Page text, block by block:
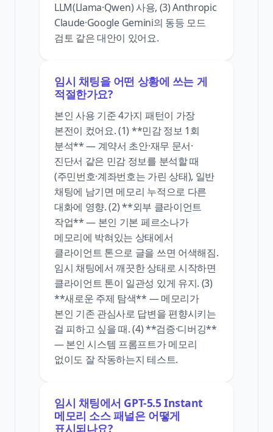
LLM(Llama·Qwen) 사용, (3) Anthropic
Claude·Google Gemini의 동등 모드
검토 같은 대안이 있어요.
임시 채팅을 어떤 상황에 쓰는 게
적절한가요?
본인 사용 기준 4가지 패턴이 가장
본전이 컸어요. (1) **민감 정보 1회
분석** — 계약서 초안·재무 문서·
진단서 같은 민감 정보를 분석할 때
(주민번호·계좌번호는 가린 상태), 일반
채팅에 남기면 메모리 누적으로 다른
대화에 영향. (2) **외부 클라이언트
작업** — 본인 기본 페르소나가
메모리에 박혀있는 상태에서
클라이언트 톤으로 글을 쓰면 어색해짐.
임시 채팅에서 깨끗한 상태로 시작하면
클라이언트 톤이 일관성 있게 유지. (3)
**새로운 주제 탐색** — 메모리가
본인 기존 관심사로 답변을 편향시키는
걸 피하고 싶을 때. (4) **검증·디버깅**
— 본인 시스템 프롬프트가 메모리
없이도 잘 작동하는지 테스트.
임시 채팅에서 GPT-5.5 Instant
메모리 소스 패널은 어떻게
표시되나요?